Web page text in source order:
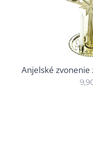
Anjelské